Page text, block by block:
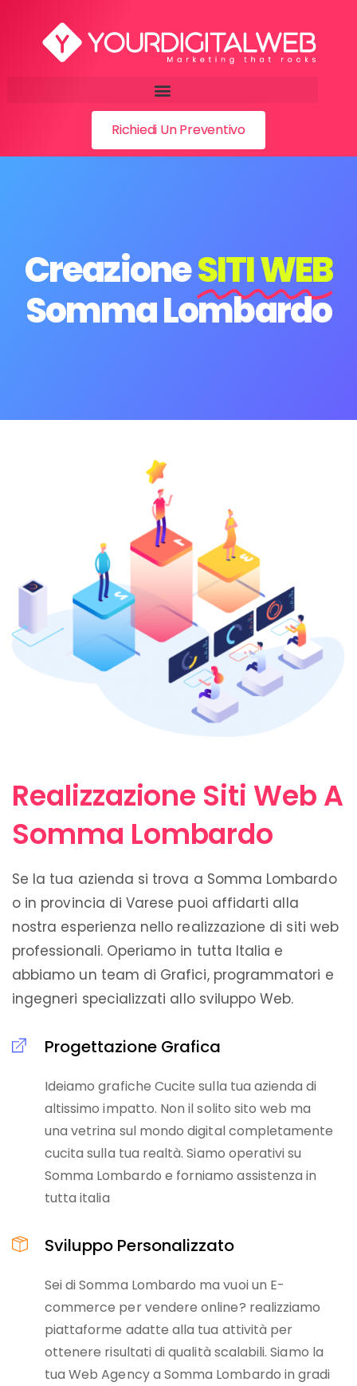
Richiedi Un Preventivo
CreazioneSITI WEB
Somma Lombardo
Realizzazione Siti Web A
Somma Lombardo
Se la tua azienda si trova a Somma Lombardo
o in provincia di Varese puoi affidarti alla
nostra esperienza nello realizzazione di siti web
professionali. Operiamo in tutta Italia e
abbiamo un team di Grafici, programmatori e
ingegneri specializzati allo sviluppo Web.
Progettazione Grafica
Ideiamo grafiche Cucite sulla tua azienda di
altissimo impatto. Non il solito sito web ma
una vetrina sul mondo digital completamente
cucita sulla tua realtà. Siamo operativi su
Somma Lombardo e forniamo assistenza in
tutta italia
Sviluppo Personalizzato
Sei di Somma Lombardo ma vuoi un E-
commerce per vendere online? realizziamo
piattaforme adatte alla tua attività per
ottenere risultati di qualità scalabili. Siamo la
tua Web Agency a Somma Lombardo in gradi